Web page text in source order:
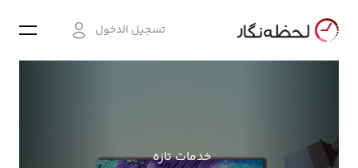
تسجيل الدخول
خدمات تازه